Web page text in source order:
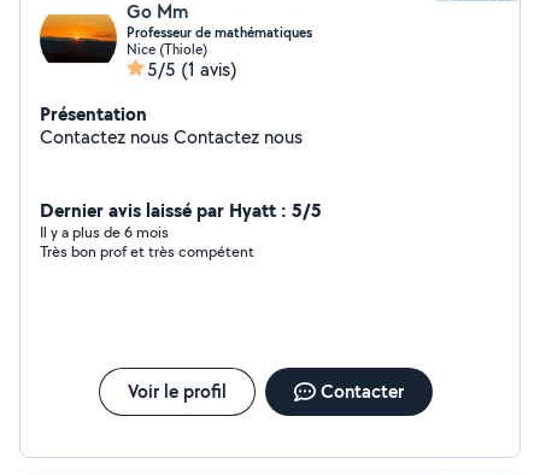
Go Mm
Professeur de mathématiques
Nice (Thiole)
5/5 (1 avis)
Présentation
Contactez nous Contactez nous
Dernier avis laissé par Hyatt : 5/5
Il y a plus de 6 mois
Très bon prof et très compétent
Voir le profil Contacter